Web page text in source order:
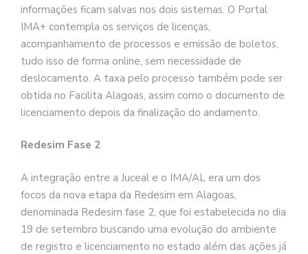
informações ficam salvas nos dois sistemas. O Portal
IMA+ contempla os serviços de licenças,
acompanhamento de processos e emissão de boletos,
tudo isso de forma online, sem necessidade de
deslocamento. A taxa pelo processo também pode ser
obtida no Facilita Alagoas, assim como o documento de
licenciamento depois da finalização do andamento.
Redesim Fase 2
A integração entre a Juceal e o IMA/AL era um dos
focos da nova etapa da Redesim em Alagoas,
denominada Redesim fase 2, que foi estabelecida no dia
19 de setembro buscando uma evolução do ambiente
de registro e licenciamento no estado além das ações já